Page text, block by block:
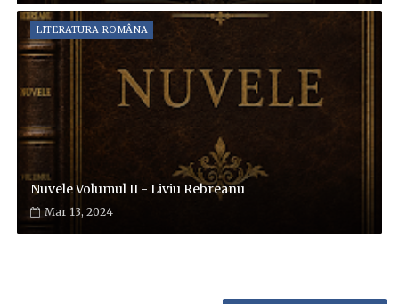
LITERATURA ROMÂNA
Nuvele Volumul II - Liviu Rebreanu
Mar 13, 2024